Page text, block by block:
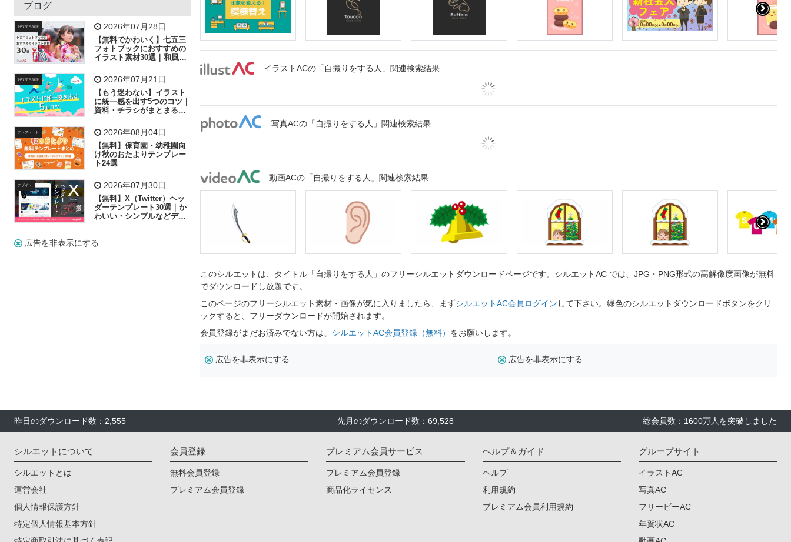
吹き出し
飛行機 グラフ ビル 魚 家族 書類
歩く 工場 会社 太陽 キラキラ
子供 作業員 相談 ピクトグラム
ブログ
お役立ち情報 2026年07月28日
【無料でかわいく】七五三
フォトブックにおすすめの
イラスト素材30選｜和風の
お役立ち情報 2026年07月21日
【もう迷わない】イラスト
に統一感を出す5つのコツ｜
資料・チラシがまとまるフ
テンプレート 2026年08月04日
【無料】保育園・幼稚園向
け秋のおたよりテンプレー
ト24選
デザイン 2026年07月30日
【無料】X（Twitter）ヘッ
ダーテンプレート30選｜か
わいい・シンプルなどデザ
広告を非表示にする
イラストACの「自撮りをする人」関連検索結果
写真ACの「自撮りをする人」関連検索結果
動画ACの「自撮りをする人」関連検索結果
このシルエットは、タイトル「自撮りをする人」のフリーシルエットダウンロードページです。シルエットAC では、JPG・PNG形式の高解像度画像が無料
でダウンロードし放題です。
このページのフリーシルエット素材・画像が気に入りましたら、まずシルエットAC会員ログイン して下さい。緑色のシルエットダウンロードボタンをクリ
ックすると、フリーダウンロードが開始されます。
会員登録がまだお済みでない方は、 シルエットAC会員登録（無料） をお願いします。
広告を非表示にする 広告を非表示にする
昨日のダウンロード数：2,555 先月のダウンロード数：69,528 総会員数：1600万人を突破しました
シルエットについて
シルエットとは
運営会社
個人情報保護方針
特定個人情報基本方針
会員登録
無料会員登録
プレミアム会員登録
プレミアム会員サービス
プレミアム会員登録
商品化ライセンス
ヘルプ＆ガイド
ヘルプ
利用規約
プレミアム会員利用規約
グループサイト
イラストAC
写真AC
フリービーAC
年賀状AC